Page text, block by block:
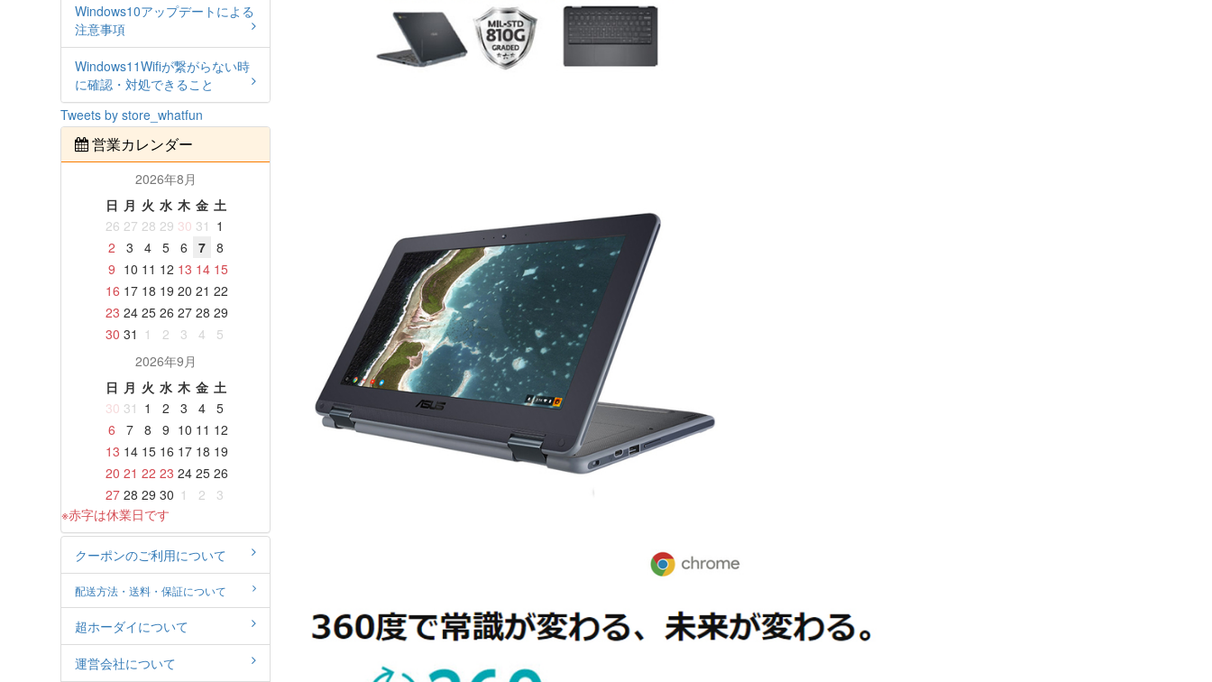
Windows10アップデートによる
注意事項
Windows11Wifiが繋がらない時
に確認・対処できること
Tweets by store_whatfun
営業カレンダー
2026年8月
日 月 火 水 木 金 土
26 27 28 29 30 31 1
2
3 4 5 6 7
8
9 10 11 12 13 14 15
16 17 18 19 20 21 22
23 24 25 26 27 28 29
30 31 1 2 3 4
5
2026年9月
日 月 火 水 木 金 土
30 31 1 2 3 4
5
6
7 8 9 10 11 12
13 14 15 16 17 18 19
20 21 22 23 24 25 26
27 28 29 30 1 2
3
※赤字は休業日です
クーポンのご利用について
配送方法・送料・保証について
超ホーダイについて
運営会社について